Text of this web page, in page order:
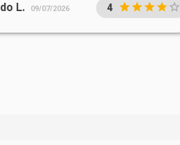
L. 09/07/2026 4